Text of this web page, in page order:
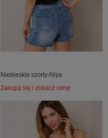
Niebieskie szorty Aliya
Zaloguj się i zobacz cenę